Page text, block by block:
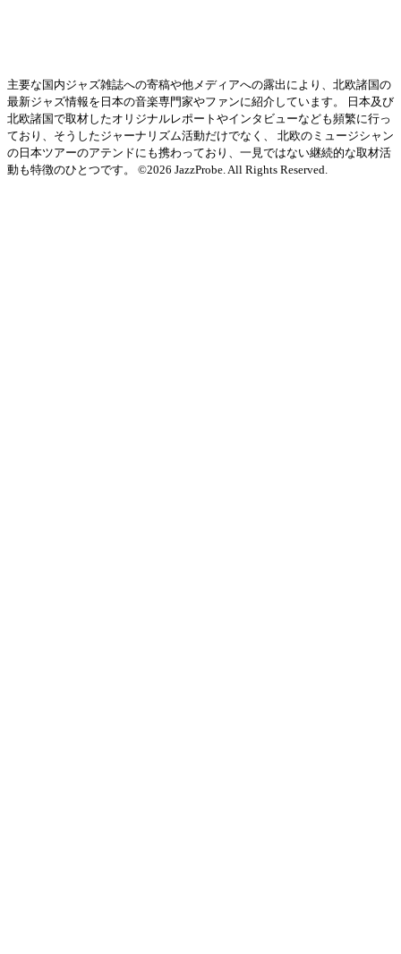
主要な国内ジャズ雑誌への寄稿や他メディアへの露出により、北欧諸国の
最新ジャズ情報を日本の音楽専門家やファンに紹介しています。 日本及び
北欧諸国で取材したオリジナルレポートやインタビューなども頻繁に行っ
ており、そうしたジャーナリズム活動だけでなく、 北欧のミュージシャン
の日本ツアーのアテンドにも携わっており、一見ではない継続的な取材活
動も特徴のひとつです。 ©2026 JazzProbe. All Rights Reserved.